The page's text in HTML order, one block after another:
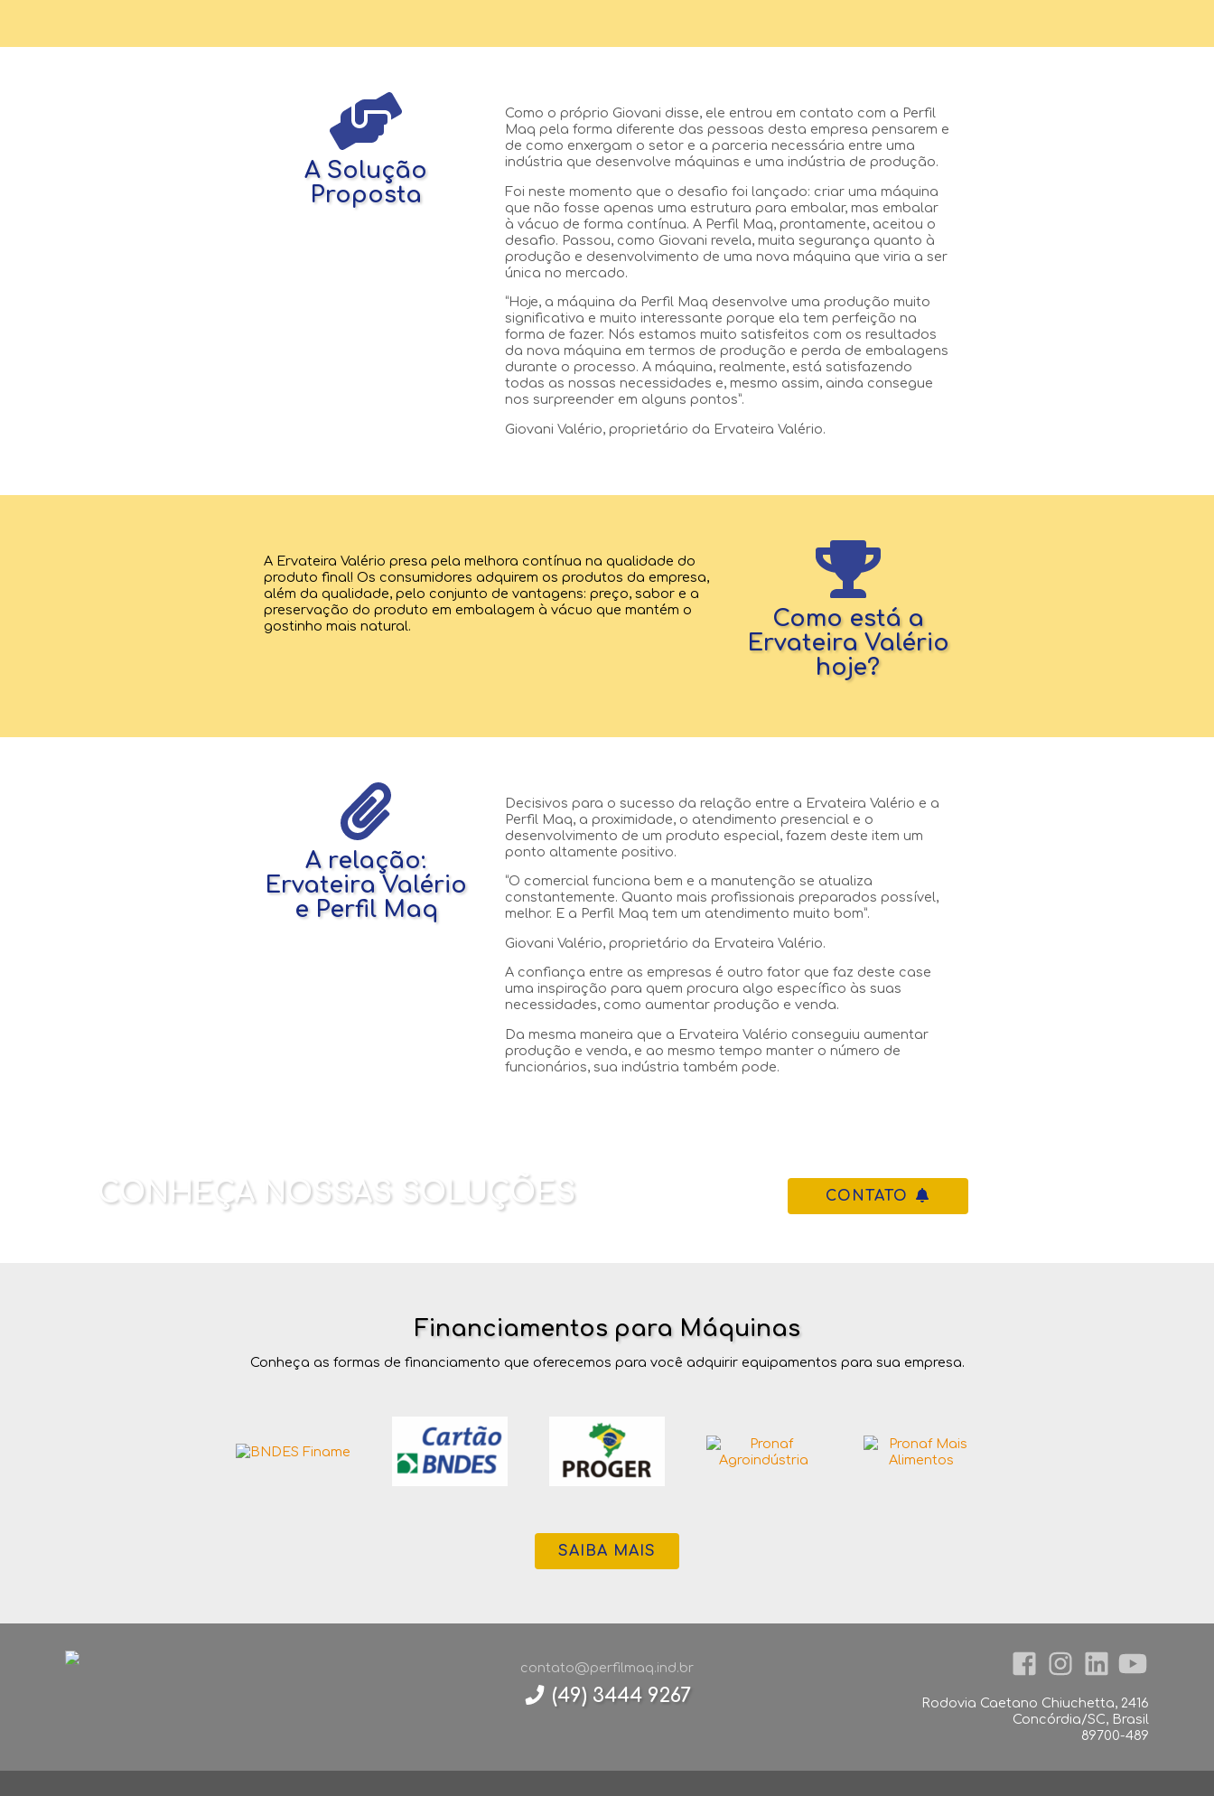
A Solução
Proposta
Como o próprio Giovani disse, ele entrou em contato com a Perfil
Maq pela forma diferente das pessoas desta empresa pensarem e
de como enxergam o setor e a parceria necessária entre uma
indústria que desenvolve máquinas e uma indústria de produção.
Foi neste momento que o desafio foi lançado: criar uma máquina
que não fosse apenas uma estrutura para embalar, mas embalar
à vácuo de forma contínua. A Perfil Maq, prontamente, aceitou o
desafio. Passou, como Giovani revela, muita segurança quanto à
produção e desenvolvimento de uma nova máquina que viria a ser
única no mercado.
“Hoje, a máquina da Perfil Maq desenvolve uma produção muito
significativa e muito interessante porque ela tem perfeição na
forma de fazer. Nós estamos muito satisfeitos com os resultados
da nova máquina em termos de produção e perda de embalagens
durante o processo. A máquina, realmente, está satisfazendo
todas as nossas necessidades e, mesmo assim, ainda consegue
nos surpreender em alguns pontos”.
Giovani Valério, proprietário da Ervateira Valério.
A Ervateira Valério presa pela melhora contínua na qualidade do
produto final! Os consumidores adquirem os produtos da empresa,
além da qualidade, pelo conjunto de vantagens: preço, sabor e a
preservação do produto em embalagem à vácuo que mantém o
gostinho mais natural.
Como está a
Ervateira Valério
hoje?
A relação:
Ervateira Valério
e Perfil Maq
Decisivos para o sucesso da relação entre a Ervateira Valério e a
Perfil Maq, a proximidade, o atendimento presencial e o
desenvolvimento de um produto especial, fazem deste item um
ponto altamente positivo.
“O comercial funciona bem e a manutenção se atualiza
constantemente. Quanto mais profissionais preparados possível,
melhor. E a Perfil Maq tem um atendimento muito bom”.
Giovani Valério, proprietário da Ervateira Valério.
A confiança entre as empresas é outro fator que faz deste case
uma inspiração para quem procura algo específico às suas
necessidades, como aumentar produção e venda.
Da mesma maneira que a Ervateira Valério conseguiu aumentar
produção e venda, e ao mesmo tempo manter o número de
funcionários, sua indústria também pode.
CONHEÇA NOSSAS SOLUÇÕES CONTATO
Financiamentos para Máquinas
Conheça as formas de financiamento que oferecemos para você adquirir equipamentos para sua empresa.
SAIBA MAIS
contato@perfilmaq.ind.br
(49) 3444 9267
Rodovia Caetano Chiuchetta, 2416
Concórdia/SC, Brasil
89700-489